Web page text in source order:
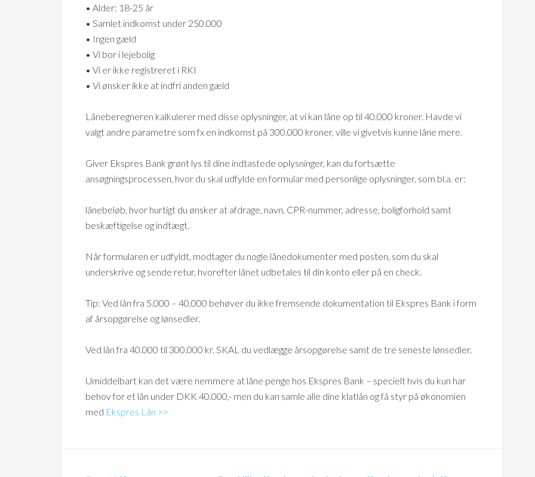
• Alder: 18-25 år
• Samlet indkomst under 250.000
• Ingen gæld
• Vi bor i lejebolig
• Vi er ikke registreret i RKI
• Vi ønsker ikke at indfri anden gæld
Låneberegneren kalkulerer med disse oplysninger, at vi kan låne op til 40.000 kroner. Havde vi
valgt andre parametre som fx en indkomst på 300.000 kroner, ville vi givetvis kunne låne mere.
Giver Ekspres Bank grønt lys til dine indtastede oplysninger, kan du fortsætte
ansøgningsprocessen, hvor du skal udfylde en formular med personlige oplysninger, som bl.a. er:
lånebeløb, hvor hurtigt du ønsker at afdrage, navn, CPR-nummer, adresse, boligforhold samt
beskæftigelse og indtægt.
Når formularen er udfyldt, modtager du nogle lånedokumenter med posten, som du skal
underskrive og sende retur, hvorefter lånet udbetales til din konto eller på en check.
Tip: Ved lån fra 5.000 – 40.000 behøver du ikke fremsende dokumentation til Ekspres Bank i form
af årsopgørelse og lønsedler.
Ved lån fra 40.000 til 300.000 kr. SKAL du vedlægge årsopgørelse samt de tre seneste lønsedler.
Umiddelbart kan det være nemmere at låne penge hos Ekspres Bank – specielt hvis du kun har
behov for et lån under DKK 40.000,- men du kan samle alle dine klatlån og få styr på økonomien
med Ekspres Lån >>